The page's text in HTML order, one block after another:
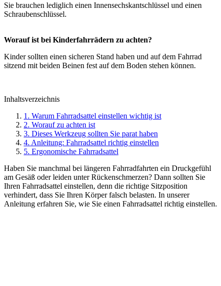
Sie brauchen lediglich einen Innensechskantschlüssel und einen
Schraubenschlüssel.
Worauf ist bei Kinderfahrrädern zu achten?
Kinder sollten einen sicheren Stand haben und auf dem Fahrrad
sitzend mit beiden Beinen fest auf dem Boden stehen können.
Inhaltsverzeichnis
1. Warum Fahrradsattel einstellen wichtig ist
2. Worauf zu achten ist
3. Dieses Werkzeug sollten Sie parat haben
4. Anleitung: Fahrradsattel richtig einstellen
5. Ergonomische Fahrradsattel
Haben Sie manchmal bei längeren Fahrradfahrten ein Druckgefühl
am Gesäß oder leiden unter Rückenschmerzen? Dann sollten Sie
Ihren Fahrradsattel einstellen, denn die richtige Sitzposition
verhindert, dass Sie Ihren Körper falsch belasten. In unserer
Anleitung erfahren Sie, wie Sie einen Fahrradsattel richtig einstellen.